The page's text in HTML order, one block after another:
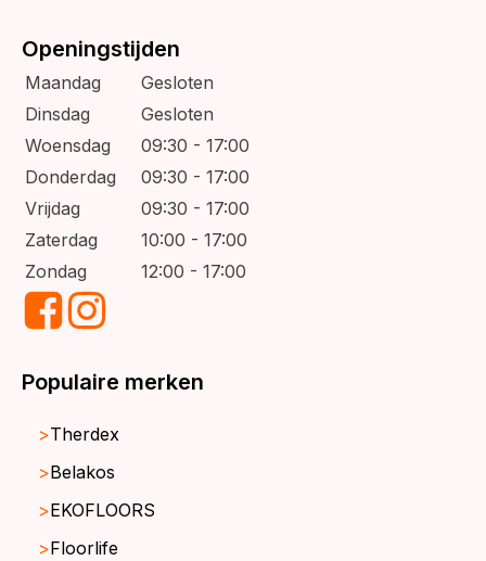
Openingstijden
Maandag
Gesloten
Dinsdag
Gesloten
Woensdag
09:30 - 17:00
Donderdag
09:30 - 17:00
Vrijdag
09:30 - 17:00
Zaterdag
10:00 - 17:00
Zondag
12:00 - 17:00
Populaire merken
Therdex
Belakos
EKOFLOORS
Floorlife